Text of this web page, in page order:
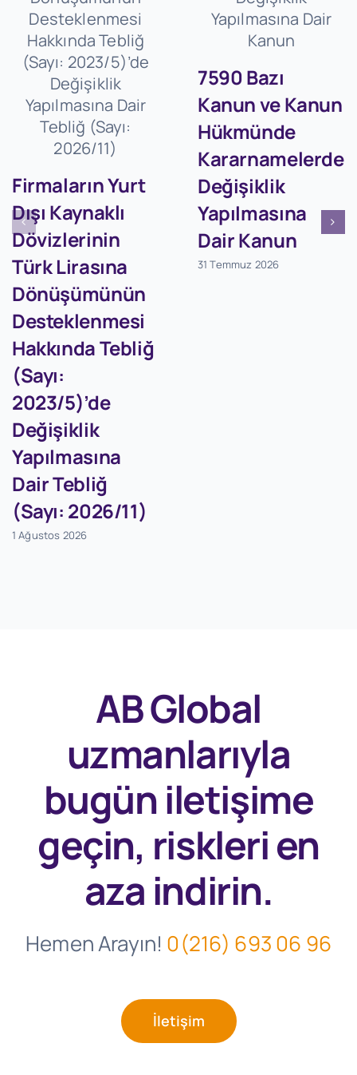
Firmaların Yurt
Dışı Kaynaklı
Dövizlerinin
Türk Lirasına
Dönüşümünün
Desteklenmesi
Hakkında Tebliğ
(Sayı:
2023/5)’de
Değişiklik
Yapılmasına
Dair Tebliğ
(Sayı: 2026/11)
1 Ağustos 2026
7590 Bazı
Kanun ve Kanun
Hükmünde
Kararnamelerde
Değişiklik
Yapılmasına
Dair Kanun
31 Temmuz 2026
AB Global
uzmanlarıyla
bugüniletişime
geçin, riskleri en
aza indirin.
Hemen Arayın! 0(216) 693 06 96
İletişim